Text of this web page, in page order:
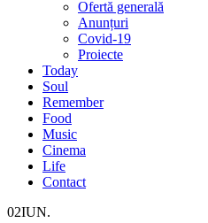
Ofertă generală
Anunțuri
Covid-19
Proiecte
Today
Soul
Remember
Food
Music
Cinema
Life
Contact
02IUN.